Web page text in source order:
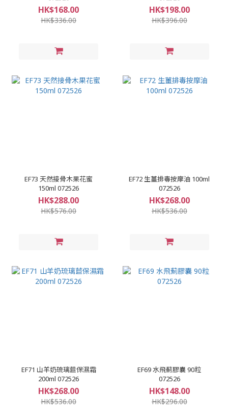
HK$168.00
HK$336.00
HK$198.00
HK$396.00
EF73 天然接骨木果花蜜
150ml 072526
HK$288.00
HK$576.00
EF72 生薑排毒按摩油 100ml
072526
HK$268.00
HK$536.00
EF71 山羊奶琉璃苣保濕霜
200ml 072526
HK$268.00
HK$536.00
EF69 水飛薊膠囊 90粒
072526
HK$148.00
HK$296.00